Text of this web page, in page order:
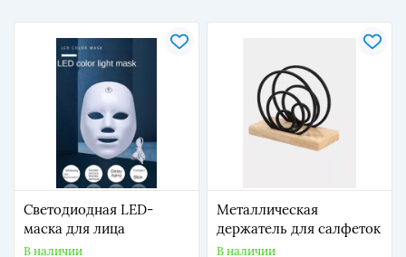
Светодиодная LED-
маска для лица
В наличии
Металлическая
держатель для салфеток
В наличии